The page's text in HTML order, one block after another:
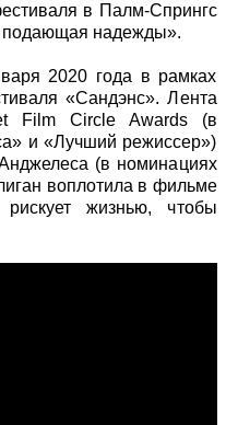
в Палм-Спрингс
подающая надежды».
2020 года в рамках
«Сандэнс». Лента
Film Circle Awards (в
и «Лучший режиссер»)
(в номинациях
воплотила в фильме
жизнью, чтобы